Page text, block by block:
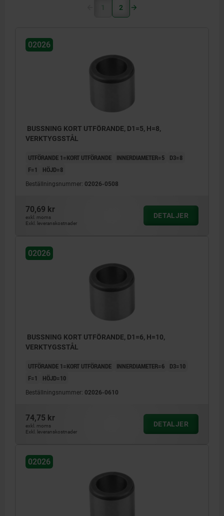
1 2
02026
BUSSNING KORT UTFÖRANDE, D1=5, H=8,
VERKTYGSSTÅL
UTFÖRANDE 1=KORT UTFÖRANDE INNERDIAMETER=5
D3=8
F=1
HÖJD=8
Beställningsnummer: 02026-0508
70,69 kr
exkl. moms
Exkl. leveranskostnader
DETALJER
02026
BUSSNING KORT UTFÖRANDE, D1=6, H=10,
VERKTYGSSTÅL
UTFÖRANDE 1=KORT UTFÖRANDE INNERDIAMETER=6
D3=10
F=1
HÖJD=10
Beställningsnummer: 02026-0610
74,75 kr
exkl. moms
Exkl. leveranskostnader
DETALJER
02026